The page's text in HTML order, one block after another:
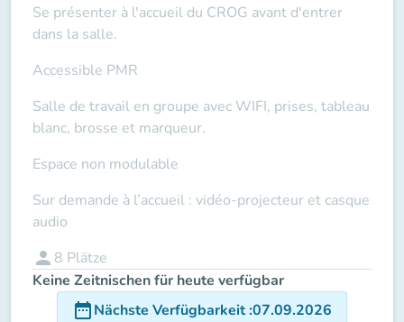
Se présenter à l'accueil du CROG avant d'entrer
dans la salle.
Accessible PMR
Salle de travail en groupe avec WIFI, prises, tableau
blanc, brosse et marqueur.
Espace non modulable
Sur demande à l’accueil : vidéo-projecteur et casque
audio
person 8 Plätze
Keine Zeitnischen für heute verfügbar
date_rangeNächste Verfügbarkeit:07.09.2026